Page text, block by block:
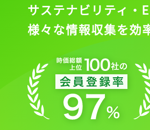
サステナビリティ・
様々な情報収集を効